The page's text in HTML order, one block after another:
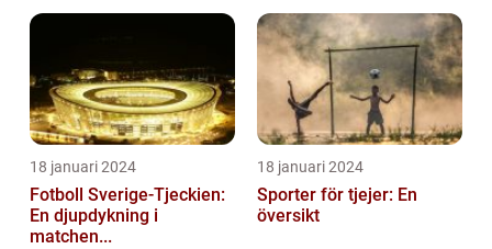
18 januari 2024
Fotboll Sverige-Tjeckien:
En djupdykning i
matchen...
18 januari 2024
Sporter för tjejer: En
översikt